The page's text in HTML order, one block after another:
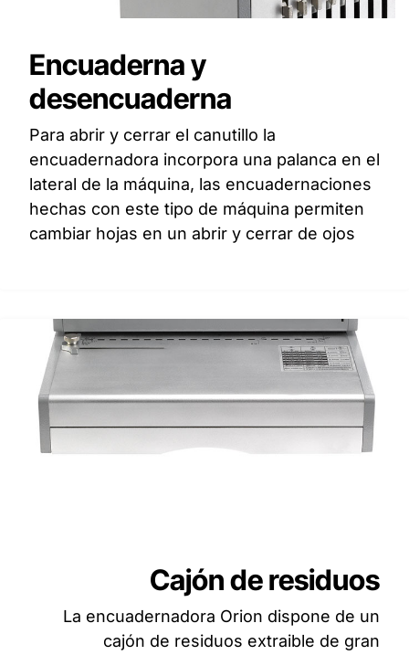
Encuaderna y
desencuaderna
Para abrir y cerrar el canutillo la
encuadernadora incorpora una palanca en el
lateral de la máquina, las encuadernaciones
hechas con este tipo de máquina permiten
cambiar hojas en un abrir y cerrar de ojos
Cajón de residuos
La encuadernadora Orion dispone de un
cajón de residuos extraible de gran